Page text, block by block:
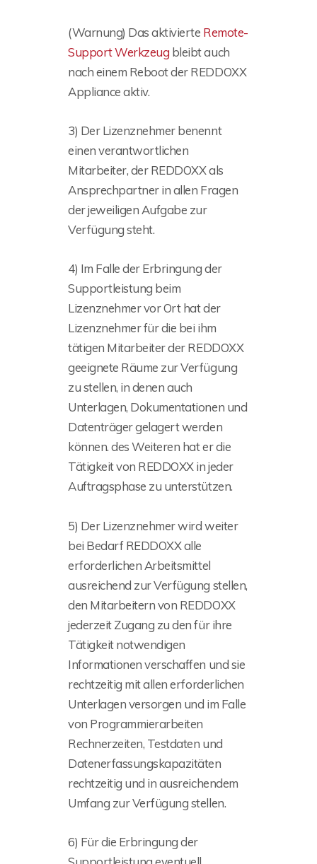
(Warnung) Das aktivierte Remote-
Support Werkzeug bleibt auch
nach einem Reboot der REDDOXX
Appliance aktiv.
3) Der Lizenznehmer benennt
einen verantwortlichen
Mitarbeiter, der REDDOXX als
Ansprechpartner in allen Fragen
der jeweiligen Aufgabe zur
Verfügung steht.
4) Im Falle der Erbringung der
Supportleistung beim
Lizenznehmer vor Ort hat der
Lizenznehmer für die bei ihm
tätigen Mitarbeiter der REDDOXX
geeignete Räume zur Verfügung
zu stellen, in denen auch
Unterlagen, Dokumentationen und
Datenträger gelagert werden
können. des Weiteren hat er die
Tätigkeit von REDDOXX in jeder
Auftragsphase zu unterstützen.
5) Der Lizenznehmer wird weiter
bei Bedarf REDDOXX alle
erforderlichen Arbeitsmittel
ausreichend zur Verfügung stellen,
den Mitarbeitern von REDDOXX
jederzeit Zugang zu den für ihre
Tätigkeit notwendigen
Informationen verschaffen und sie
rechtzeitig mit allen erforderlichen
Unterlagen versorgen und im Falle
von Programmierarbeiten
Rechnerzeiten, Testdaten und
Datenerfassungskapazitäten
rechtzeitig und in ausreichendem
Umfang zur Verfügung stellen.
6) Für die Erbringung der